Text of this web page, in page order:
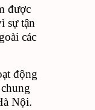
được
sự tận
các
động
Nội.